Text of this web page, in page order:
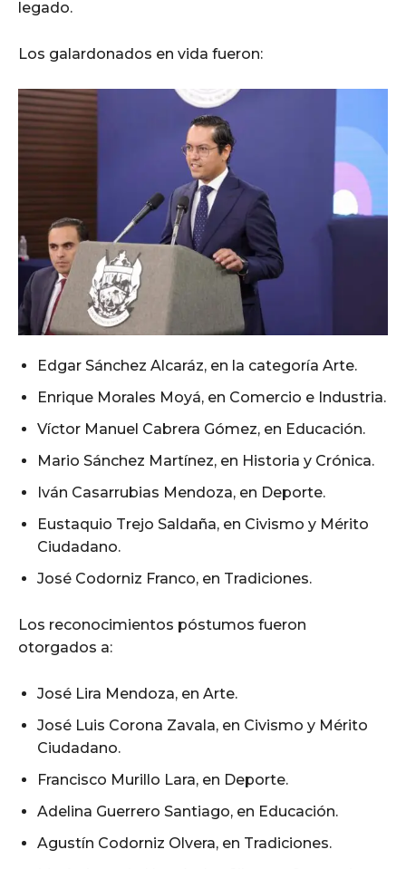
legado.
Los galardonados en vida fueron:
Edgar Sánchez Alcaráz, en la categoría Arte.
Enrique Morales Moyá, en Comercio e Industria.
Víctor Manuel Cabrera Gómez, en Educación.
Mario Sánchez Martínez, en Historia y Crónica.
Iván Casarrubias Mendoza, en Deporte.
Eustaquio Trejo Saldaña, en Civismo y Mérito
Ciudadano.
José Codorniz Franco, en Tradiciones.
Los reconocimientos póstumos fueron
otorgados a:
José Lira Mendoza, en Arte.
José Luis Corona Zavala, en Civismo y Mérito
Ciudadano.
Francisco Murillo Lara, en Deporte.
Adelina Guerrero Santiago, en Educación.
Agustín Codorniz Olvera, en Tradiciones.